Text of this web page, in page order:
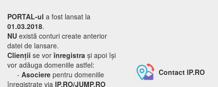
PORTAL-ul a fost lansat la
01.03.2018.
NU există conturi create anterior
datei de lansare.
Clienții se vor înregistra și apoi își
vor adăuga domeniile astfel:
- Asociere pentru domeniile
înregistrate via IP.RO/JUMP.RO
Contact IP.RO